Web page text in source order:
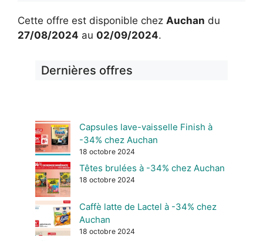
Cette offre est disponible chez Auchan du
27/08/2024 au 02/09/2024.
Dernières offres
Capsules lave-vaisselle Finish à
-34% chez Auchan
18 octobre 2024
Têtes brulées à -34% chez Auchan
18 octobre 2024
Caffè latte de Lactel à -34% chez
Auchan
18 octobre 2024